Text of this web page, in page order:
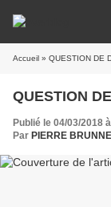
Accueil » QUESTION DE
QUESTION
Publié le 04/03/2018
Par PIERRE